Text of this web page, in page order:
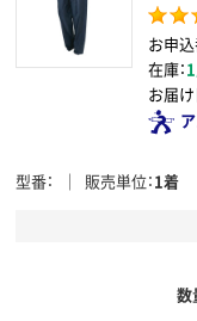
お申込
在庫：
お届け
型番 販売単位 1着
数